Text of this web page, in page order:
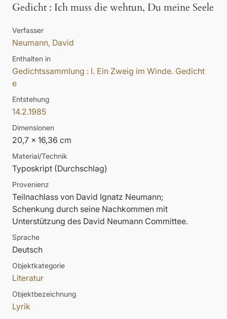
Gedicht : Ich muss die wehtun, Du meine Seele
Verfasser
Neumann, David
Enthalten in
Gedichtssammlung : I. Ein Zweig im Winde. Gedicht
e
Entstehung
14.2.1985
Dimensionen
20,7 x 16,36 cm
Material/Technik
Typoskript (Durchschlag)
Provenienz
Teilnachlass von David Ignatz Neumann;
Schenkung durch seine Nachkommen mit
Unterstützung des David Neumann Committee.
Sprache
Deutsch
Objektkategorie
Literatur
Objektbezeichnung
Lyrik